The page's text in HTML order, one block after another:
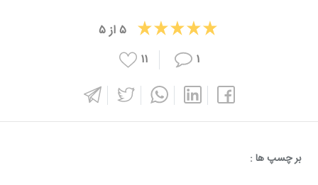
۵از۵
۱
۱۱
بر چسپ ها :